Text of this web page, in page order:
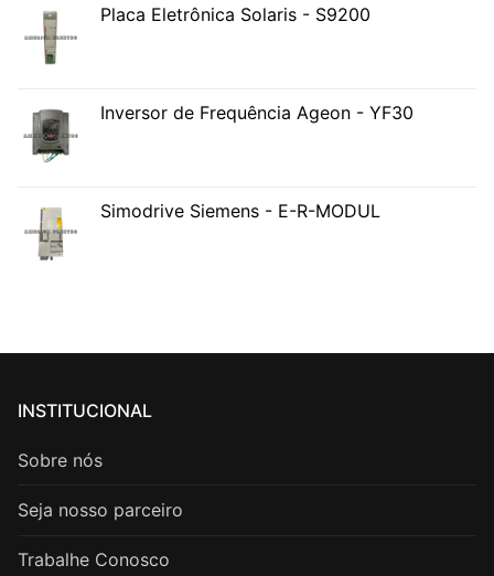
Placa Eletrônica Solaris - S9200
Inversor de Frequência Ageon - YF30
Simodrive Siemens - E-R-MODUL
INSTITUCIONAL
Sobre nós
Seja nosso parceiro
Trabalhe Conosco